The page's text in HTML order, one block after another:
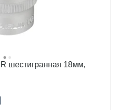
шестигранная 18мм,